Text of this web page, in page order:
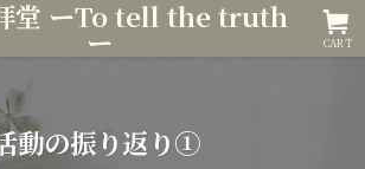
堂 ーTo tell the truth
ー CART
動の振り返り①